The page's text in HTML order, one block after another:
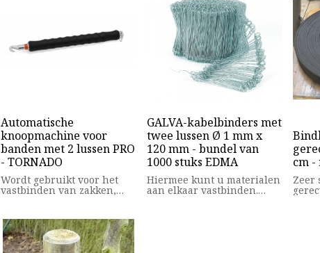
Automatische
knoopmachine voor
banden met 2 lussen PRO
- TORNADO
Wordt gebruikt voor het
vastbinden van zakken,
gewapend beton.
Handgreep van zacht
kunststof.
GALVA-kabelbinders met
twee lussen Ø 1 mm x
120 mm - bundel van
1000 stuks EDMA
Hiermee kunt u materialen
aan elkaar vastbinden.
cm -
Zeer